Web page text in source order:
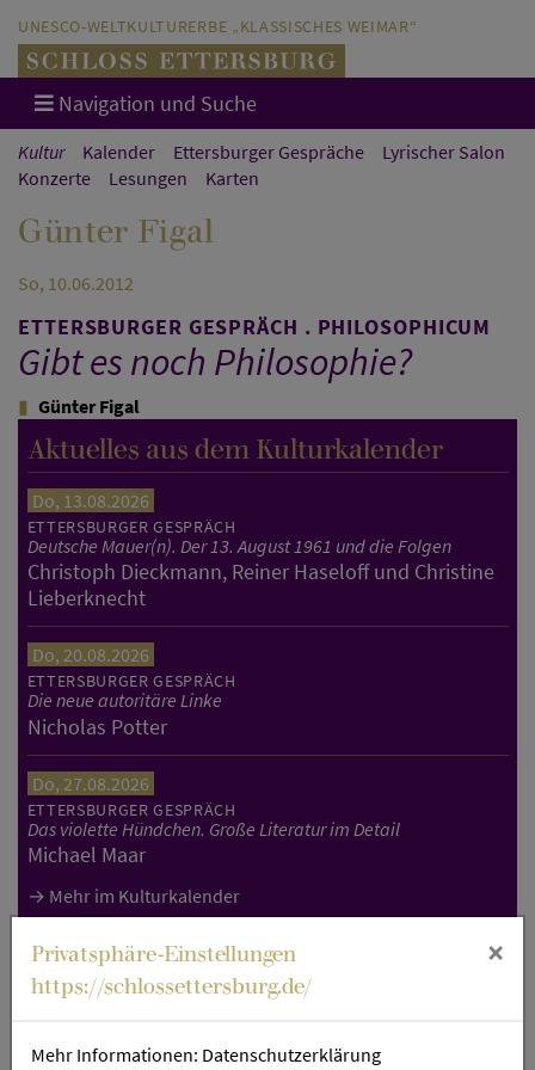
UNESCO-WELTKULTURERBE „KLASSISCHES WEIMAR“
Navigation und Suche
Kultur Kalender Ettersburger Gespräche
Lyrischer Salon
Konzerte
Lesungen Karten
Günter Figal
So, 10.06.2012
ETTERSBURGER GESPRÄCH . PHILOSOPHICUM
Gibt es noch Philosophie?
Günter Figal
Aktuelles aus dem Kulturkalender
Do, 13.08.2026
ETTERSBURGER GESPRÄCH
Deutsche Mauer(n). Der 13. August 1961 und die Folgen
Christoph Dieckmann, Reiner Haseloff und Christine
Lieberknecht
Do, 20.08.2026
ETTERSBURGER GESPRÄCH
Die neue autoritäre Linke
Nicholas Potter
Do, 27.08.2026
ETTERSBURGER GESPRÄCH
Das violette Hündchen. Große Literatur im Detail
Michael Maar
Mehr im Kulturkalender
Diese Seite teilen
Privatsphäre-Einstellungen
https://schlossettersburg.de/
×
Mehr Informationen: Datenschutzerklärung